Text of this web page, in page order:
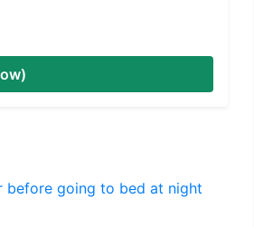
before going to bed at night